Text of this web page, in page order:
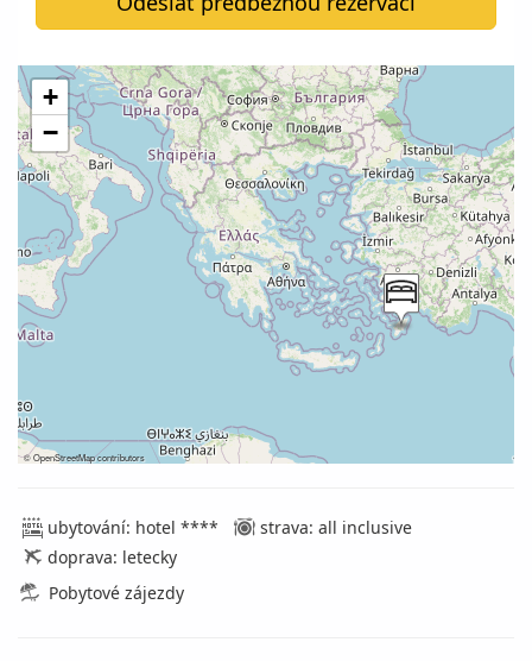
+
−
©OpenStreetMapcontributors
ubytování: hotel ****
strava: all inclusive
doprava: letecky
Pobytové zájezdy